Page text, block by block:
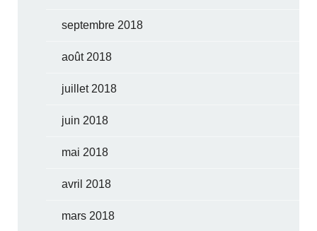
septembre 2018
août 2018
juillet 2018
juin 2018
mai 2018
avril 2018
mars 2018